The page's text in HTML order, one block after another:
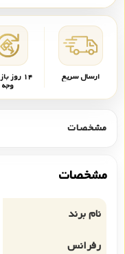
ارسال سریع ۱۴ روز
وجه
مشخصات
مشخصات
نام برند
رفرانس